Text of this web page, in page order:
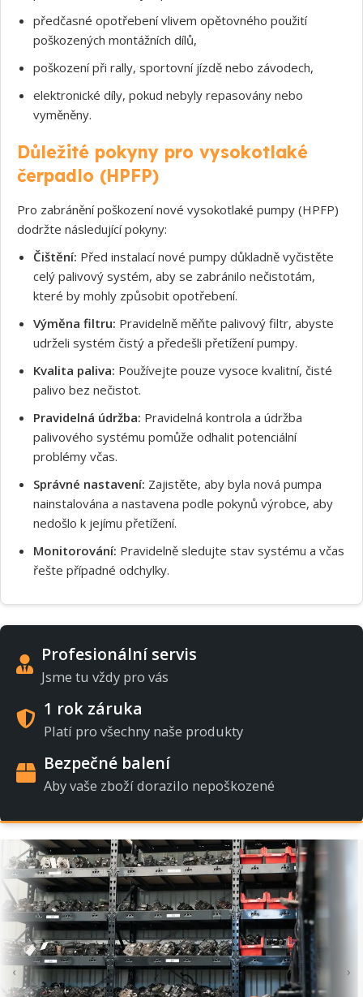
předčasné opotřebení vlivem opětovného použití
poškozených montážních dílů,
poškození při rally, sportovní jízdě nebo závodech,
elektronické díly, pokud nebyly repasovány nebo
vyměněny.
Důležité pokyny pro vysokotlaké
čerpadlo (HPFP)
Pro zabránění poškození nové vysokotlaké pumpy (HPFP)
dodržte následující pokyny:
Čištění: Před instalací nové pumpy důkladně vyčistěte
celý palivový systém, aby se zabránilo nečistotám,
které by mohly způsobit opotřebení.
Výměna filtru: Pravidelně měňte palivový filtr, abyste
udrželi systém čistý a předešli přetížení pumpy.
Kvalita paliva: Používejte pouze vysoce kvalitní, čisté
palivo bez nečistot.
Pravidelná údržba: Pravidelná kontrola a údržba
palivového systému pomůže odhalit potenciální
problémy včas.
Správné nastavení: Zajistěte, aby byla nová pumpa
nainstalována a nastavena podle pokynů výrobce, aby
nedošlo k jejímu přetížení.
Monitorování: Pravidelně sledujte stav systému a včas
řešte případné odchylky.
Profesionální servis
Jsme tu vždy pro vás
1 rok záruka
Platí pro všechny naše produkty
Bezpečné balení
Aby vaše zboží dorazilo nepoškozené
‹ ›
Souhlasím s GDPR